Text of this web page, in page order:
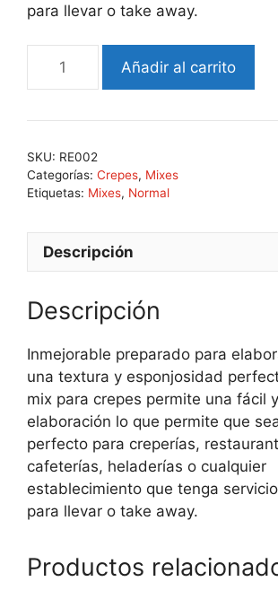
para llevar o take away.
Añadir al carrito
SKU: RE002
Categorías: Crepes, Mixes
Etiquetas: Mixes, Normal
Descripción
Descripción
Inmejorable preparado para
una textura y esponjosidad
mix para crepes permite una fácil
elaboración lo que permite que
perfecto para creperías,
cafeterías, heladerías o cualquier
establecimiento que tenga
para llevar o take away.
Productos